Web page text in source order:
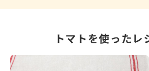
トマトを使ったレ